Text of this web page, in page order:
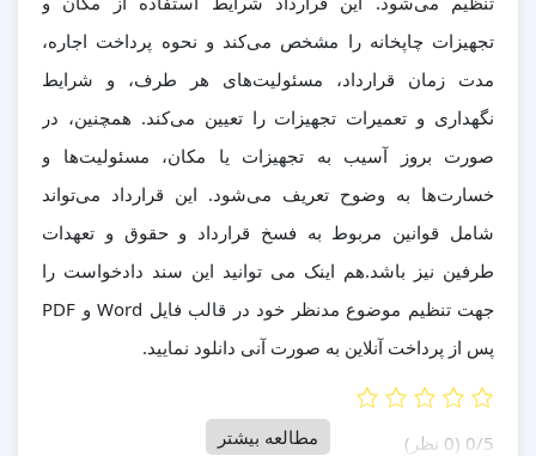
تجهیزات چاپخانه را مشخص می‌کند و نحوه پرداخت اجاره،
مدت زمان قرارداد، مسئولیت‌های هر طرف، و شرایط
نگهداری و تعمیرات تجهیزات را تعیین می‌کند. همچنین، در
صورت بروز آسیب به تجهیزات یا مکان، مسئولیت‌ها و
خسارت‌ها به وضوح تعریف می‌شود. این قرارداد می‌تواند
شامل قوانین مربوط به فسخ قرارداد و حقوق و تعهدات
طرفین نیز باشد.هم اینک می توانید این سند دادخواست را
جهت تنظیم موضوع مدنظر خود در قالب فایل Word و PDF
پس از پرداخت آنلاین به صورت آنی دانلود نمایید.
‫0/5 ‫(0 نظر) مطالعه بیشتر